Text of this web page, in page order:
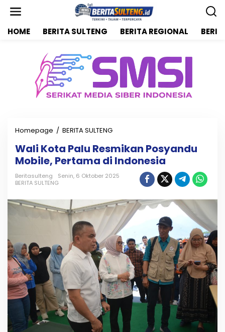
HOME BERITA SULTENG BERITA REGIONAL
Homepage / BERITA SULTENG
l
o
a
P
a
u
R
e
m
i
k
Wali Kota Palu Resmikan Posyandu
Mobile, Pertama di Indonesia
Beritasulteng
Senin, 6 Oktober 2025
BERITA SULTENG